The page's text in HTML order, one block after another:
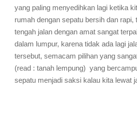
yang paling menyedihkan lagi ketika
rumah dengan sepatu bersih dan rapi,
tengah jalan dengan amat sangat
dalam lumpur, karena tidak ada lagi
tersebut, semacam pilihan yang
(read : tanah lempung) yang
sepatu menjadi saksi kalau kita lewat